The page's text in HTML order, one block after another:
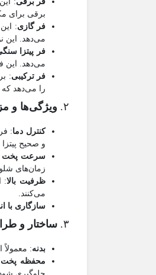
برقی برای
فر گازی:
می‌دهد. این
فر پیتزا
می‌دهد. این
فر ترکیبی:
را می‌دهد که
۲. ویژگی‌ها و
کنترل دما:
و صحیح
سرعت پخت
زمان‌های
ظرفیت بالا:
می‌کنند.
سازگاری با
۳. ساختار و
بدنه:
محفظه پخت